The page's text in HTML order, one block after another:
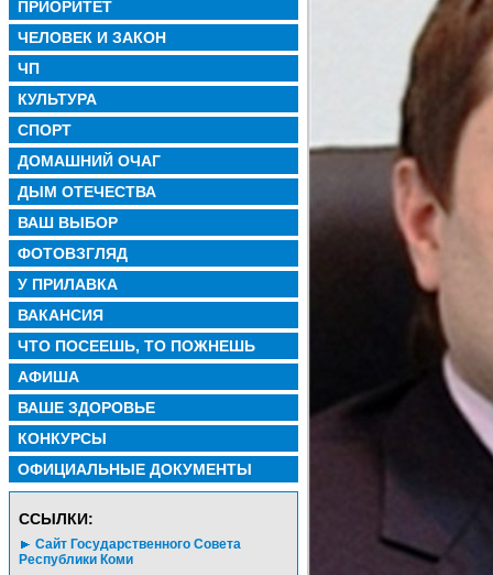
ПРИОРИТЕТ
ЧЕЛОВЕК И ЗАКОН
ЧП
КУЛЬТУРА
СПОРТ
ДОМАШНИЙ ОЧАГ
ДЫМ ОТЕЧЕСТВА
ВАШ ВЫБОР
ФОТОВЗГЛЯД
У ПРИЛАВКА
ВАКАНСИЯ
ЧТО ПОСЕЕШЬ, ТО ПОЖНЕШЬ
АФИША
ВАШЕ ЗДОРОВЬЕ
КОНКУРСЫ
ОФИЦИАЛЬНЫЕ ДОКУМЕНТЫ
CСЫЛКИ:
Сайт Государственного Совета
Республики Коми